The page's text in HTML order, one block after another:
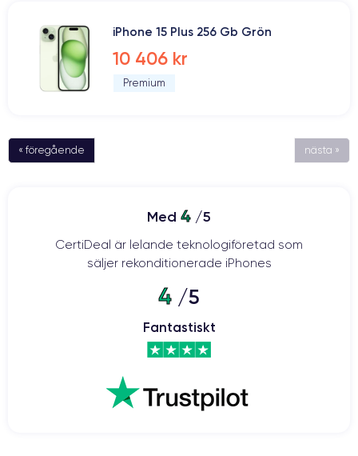
iPhone 15 Plus 256 Gb Grön
10 406 kr
Premium
« föregående nästa »
Med 4 /5
CertiDeal är lelande teknologiföretad som
säljer rekonditionerade iPhones
4 /5
Fantastiskt